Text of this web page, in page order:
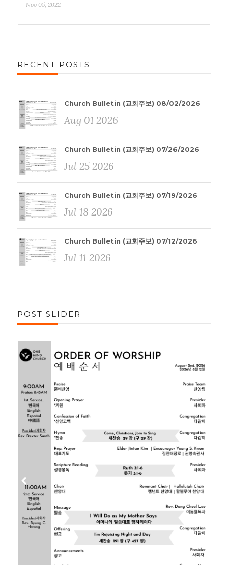
Nov 05, 2022
RECENT POSTS
Church Bulletin (교회주보) 08/02/2026
Aug 01 2026
Church Bulletin (교회주보) 07/26/2026
Jul 25 2026
Church Bulletin (교회주보) 07/19/2026
Jul 18 2026
Church Bulletin (교회주보) 07/12/2026
Jul 11 2026
POST SLIDER